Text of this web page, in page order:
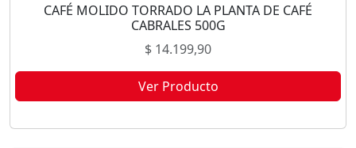
CAFÉ MOLIDO TORRADO LA PLANTA DE CAFÉ
CABRALES 500G
$ 14.199,90
Ver Producto